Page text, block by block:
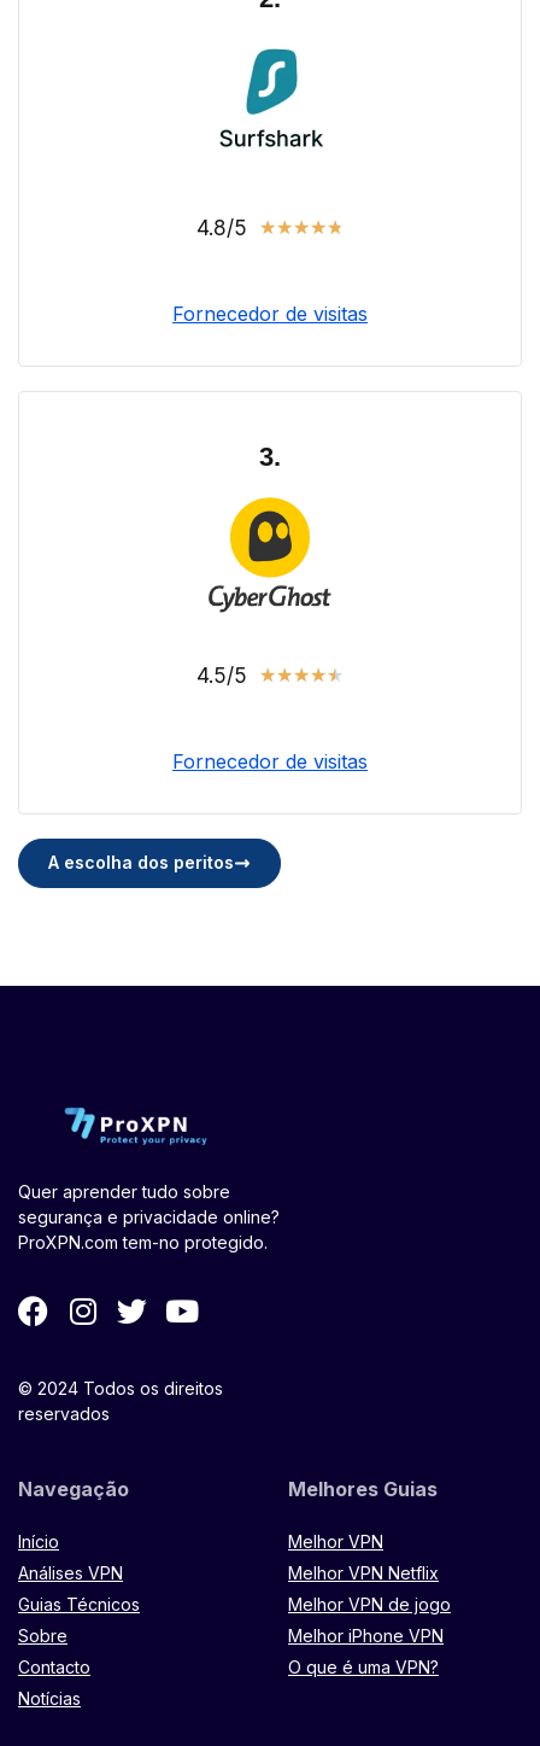
4.8/5 ★★★★★
Fornecedor de visitas
3.
4.5/5 ★★★★★
Fornecedor de visitas
A escolha dos peritos
Quer aprender tudo sobre
segurança e privacidade online?
ProXPN.com tem-no protegido.
© 2024 Todos os direitos
reservados
Navegação
Início
Análises VPN
Guias Técnicos
Sobre
Contacto
Notícias
Melhores Guias
Melhor VPN
Melhor VPN Netflix
Melhor VPN de jogo
Melhor iPhone VPN
O que é uma VPN?